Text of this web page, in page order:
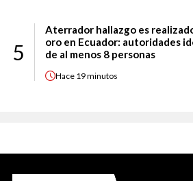
5
Aterrador hallazgo es
oro en Ecuador: autoridades
de al menos 8 personas
Hace 19 minutos